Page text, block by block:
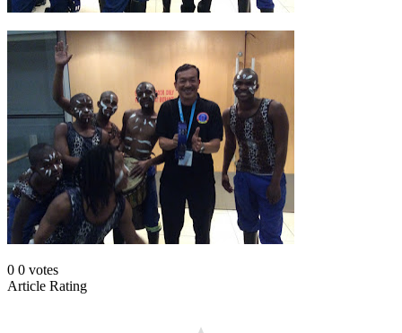
0 0 votes
Article Rating